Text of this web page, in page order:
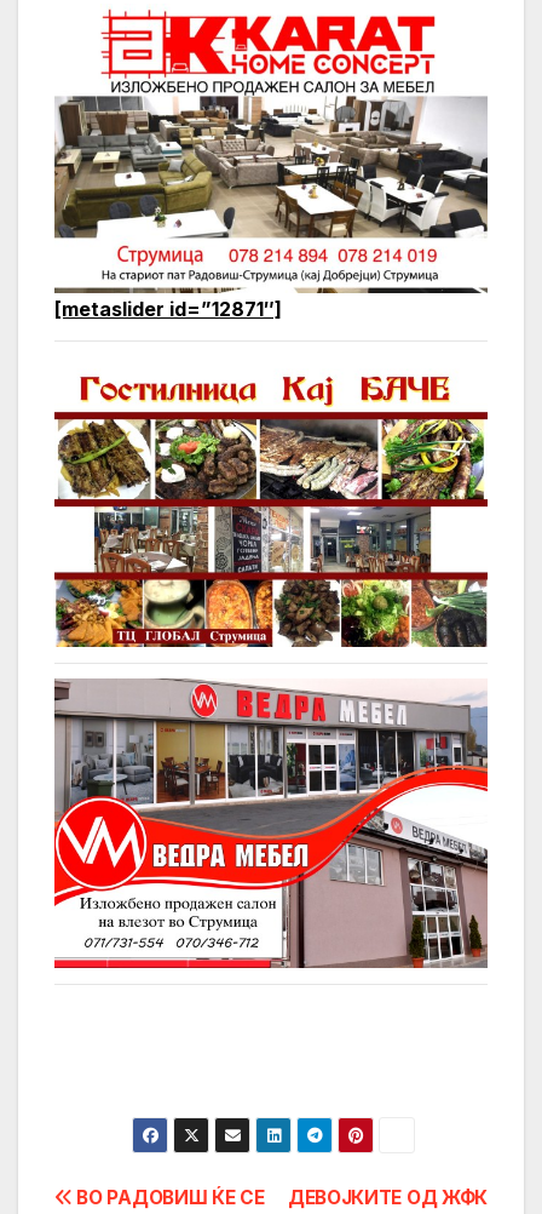
[metaslider id=”12871″]
ДЕВОЈКИТЕ ОД ЖФК
ВО РАДОВИШ ЌЕ СЕ